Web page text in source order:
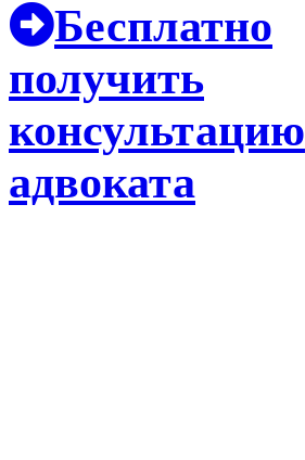
Бесплатно
получить
консультацию
адвоката